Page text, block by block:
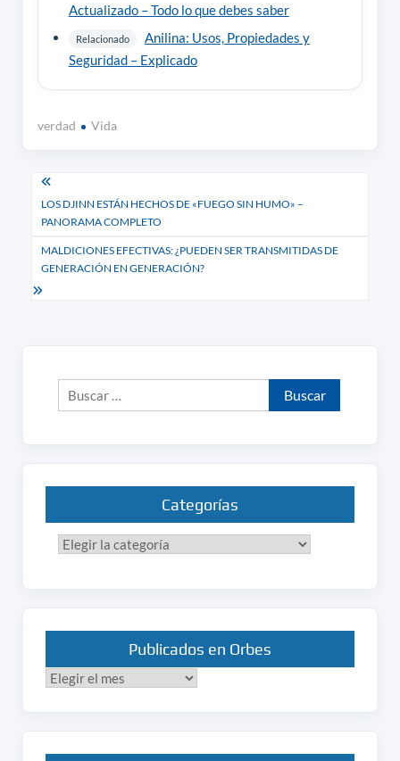
Actualizado – Todo lo que debes saber
Relacionado
Anilina: Usos, Propiedades y
Seguridad – Explicado
verdad Vida
Navegación
de
entradas
LOS DJINN ESTÁN HECHOS DE «FUEGO SIN HUMO» –
PANORAMA COMPLETO
MALDICIONES EFECTIVAS: ¿PUEDEN SER TRANSMITIDAS DE
GENERACIÓN EN GENERACIÓN?
Buscar:
Categorías
Categorías
Publicados en Orbes
Publicados